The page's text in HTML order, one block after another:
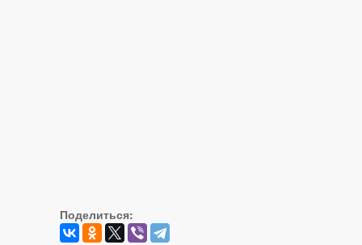
Поделиться: